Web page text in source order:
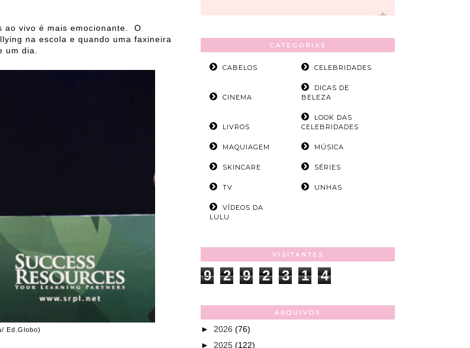
ao vivo é mais emocionante. O
na escola e quando uma faxineira
um dia.
Ed.Globo)
CATEGORIAS
CABELOS CELEBRIDADES
CINEMA
DICAS DE
BELEZA
LIVROS
LOOK DAS
CELEBRIDADES
MAQUIAGEM MÚSICA
SKINCARE SÉRIES
TV UNHAS
VÍDEOS DA
LULU
VISITANTES
9 2 9 2 3 1 4
ARQUIVOS
► 2026 (76)
► 2025 (122)